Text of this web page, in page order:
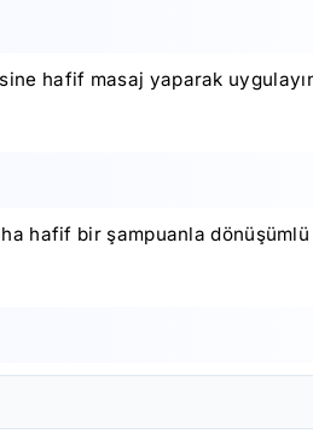
hafif masaj yaparak
hafif bir şampuanla